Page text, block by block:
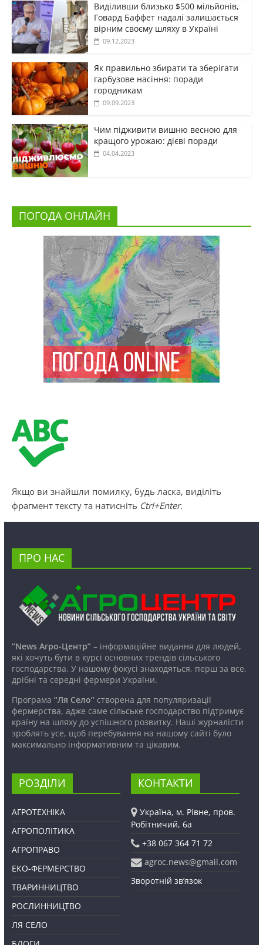
Виділивши близько $500 мільйонів,
Говард Баффет надалі залишається
вірним своєму шляху в Україні
09.12.2023
Як правильно збирати та зберігати
гарбузове насіння: поради
городникам
09.09.2023
Чим підживити вишню весною для
кращого урожаю: дієві поради
04.04.2023
ПОГОДА ОНЛАЙН
Якщо ви знайшли помилку, будь ласка, виділіть
фрагмент тексту та натисніть Ctrl+Enter.
ПРО НАС
“News Агро-Центр”– інформаційне видання для людей,
які хочуть бути в курсі основних трендів сільського
господарства. У нашому фокусі знаходяться, перш за все,
дрібні та середні фермери України.
Програма “Ля Село”створена для популяризації
фермерства, адже саме сільське господарство підтримує
країну на шляху до успішного розвитку. Наші журналісти
зроблять усе, щоб перебування на нашому сайті було
максимально інформативним та цікавим.
РОЗДІЛИ
АГРОТЕХНІКА
АГРОПОЛІТИКА
АГРОПРАВО
ЕКО-ФЕРМЕРСТВО
ТВАРИННИЦТВО
РОСЛИННИЦТВО
ЛЯ СЕЛО
КОНТАКТИ
Україна, м. Рівне, пров.
Робітничий, 6а
+38 067 364 71 72
agroc.news@gmail.com
Зворотній зв’язок